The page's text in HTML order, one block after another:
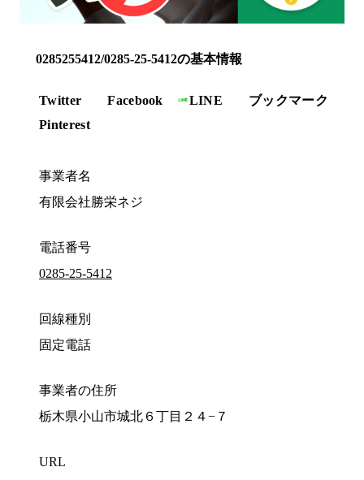
0285255412/0285-25-5412の基本情報
Twitter Facebook LINE
ブックマーク
Pinterest
事業者名
有限会社勝栄ネジ
電話番号
0285-25-5412
回線種別
固定電話
事業者の住所
栃木県小山市城北６丁目２４−７
URL